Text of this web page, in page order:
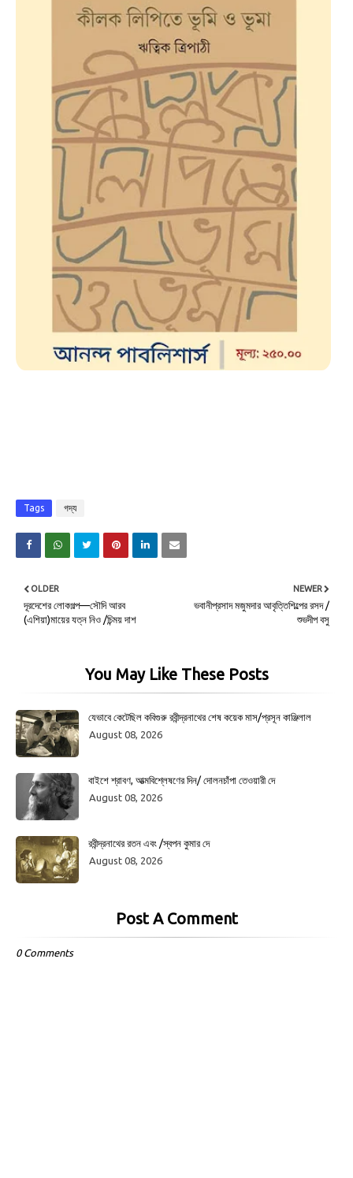
Tags গদ্য
NEWER
ভবানীপ্রসাদ মজুমদার আবৃত্তিশিল্পের রসদ /
শুভদীপ বসু
OLDER
দূরদেশের লোকগল্প—সৌদি আরব
(এশিয়া)মায়ের যত্ন নিও /চিন্ময় দাশ
You May Like These Posts
যেভাবে কেটেছিল কবিগুরু রবীন্দ্রনাথের শেষ কয়েক মাস/প্রসূন কাঞ্জিলাল
August 08, 2026
বাইশে শ্রাবণ, আত্মবিশ্লেষণের দিন/ দোলনচাঁপা তেওয়ারী দে
August 08, 2026
রবীন্দ্রনাথের রতন এবং /স্বপন কুমার দে
August 08, 2026
Post A Comment
0 Comments